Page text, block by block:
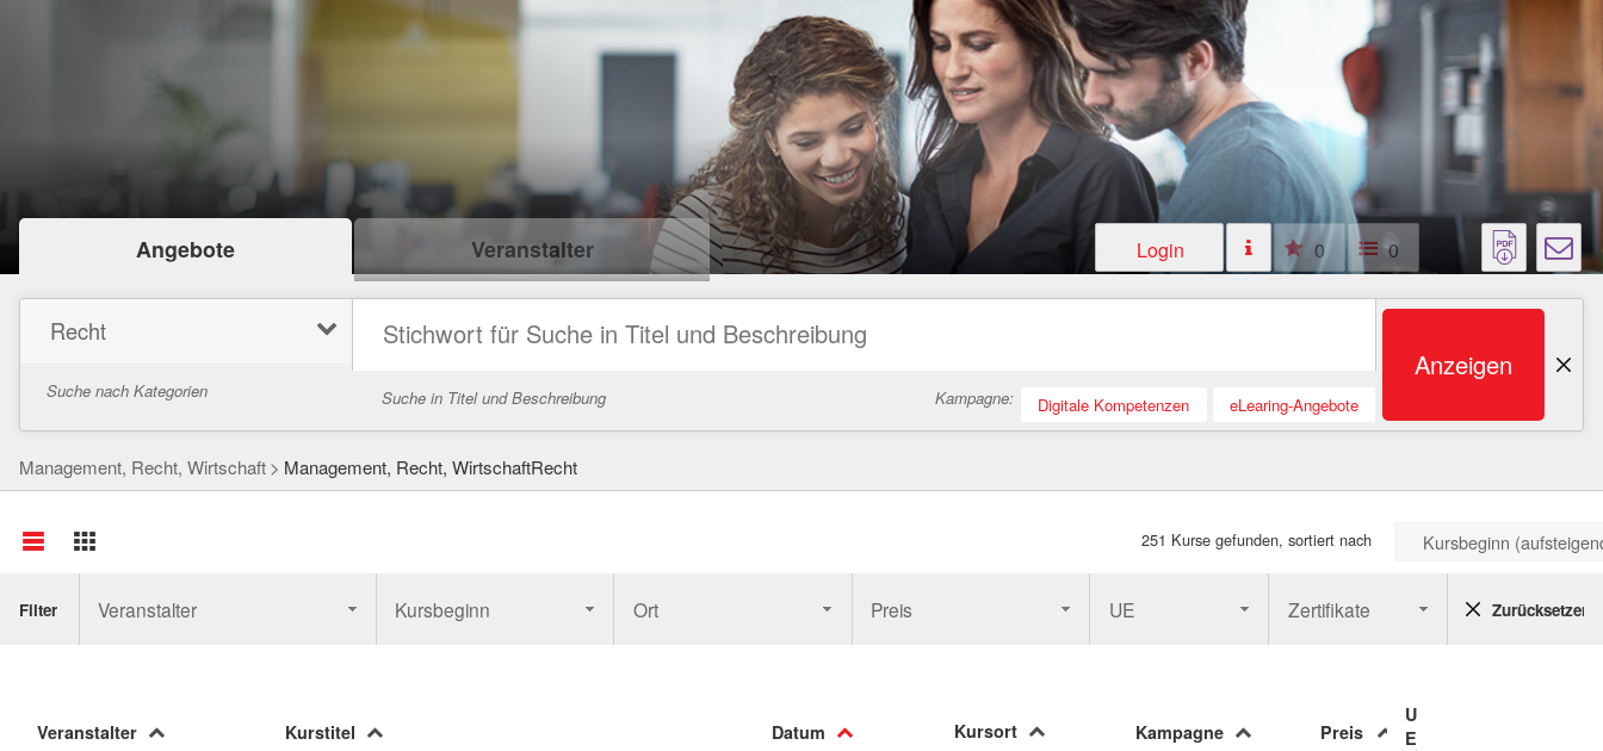
Login 0 0
Angebote Veranstalter
Recht
Suche nach Kategorien Suche in Titel und Beschreibung Kampagne: Digitale Kompetenzen eLearing-Angebote
Anzeigen
Management, Recht, Wirtschaft Management, Recht, WirtschaftRecht
251 Kurse gefunden, sortiert nach Kursbeginn
Filter Veranstalter Kursbeginn Ort Preis UE Zertifikate Zurücksetzen
Veranstalter Kurstitel Datum Kursort Kampagne Preis
U
E